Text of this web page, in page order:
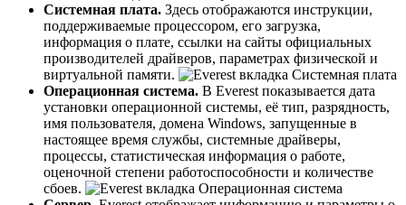
Системная плата. Здесь отображаются инструкции,
поддерживаемые процессором, его загрузка,
информация о плате, ссылки на сайты официальных
производителей драйверов, параметрах физической и
виртуальной памяти.
Операционная система. В Everest показывается дата
установки операционной системы, её тип, разрядность,
имя пользователя, домена Windows, запущенные в
настоящее время службы, системные драйверы,
процессы, статистическая информация о работе,
оценочной степени работоспособности и количестве
сбоев.